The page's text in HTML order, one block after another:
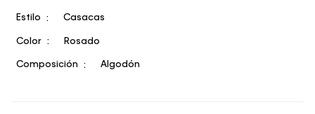
Estilo Casacas
Color Rosado
Composición Algodón